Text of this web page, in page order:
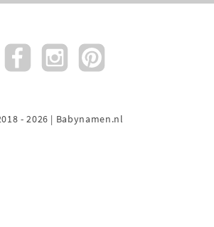
- 2026 | Babynamen.nl